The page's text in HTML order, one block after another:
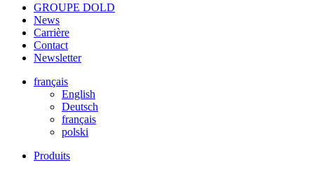
GROUPE DOLD
News
Carrière
Contact
Newsletter
français
English
Deutsch
français
polski
Produits